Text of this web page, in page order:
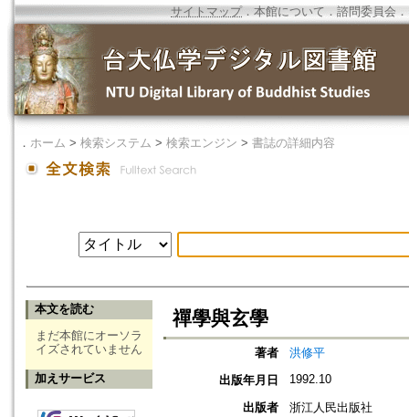
サイトマップ．本館について ． 諮問委員会 ．
． ホーム > 検索システム > 検索エンジン > 書誌の詳細内容
本文を読む
まだ本館にオーソラ
イズされていません
加えサービス
禪學與玄學
著者
洪修平
出版年月日
1992.10
出版者
浙江人民出版社